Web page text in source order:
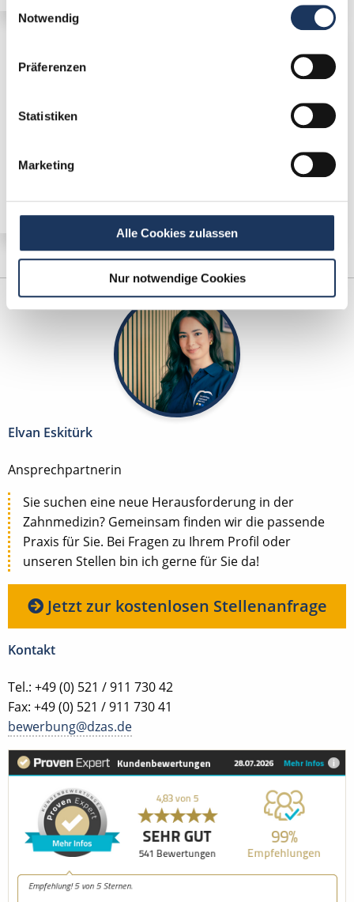
Notwendig
Präferenzen
Statistiken
Marketing
Alle Cookies zulassen
Nur notwendige Cookies
Angestellter Zahnarzt (m/w/d) in Vollzeit ab sofort in
Bremen
Elvan Eskitürk
Ansprechpartnerin
Sie suchen eine neue Herausforderung in der
Zahnmedizin? Gemeinsam finden wir die passende
Praxis für Sie. Bei Fragen zu Ihrem Profil oder
unseren Stellen bin ich gerne für Sie da!
Jetzt zur kostenlosen Stellenanfrage
Kontakt
Tel.: +49 (0) 521 / 911 730 42
Fax: +49 (0) 521 / 911 730 41
bewerbung@dzas.de